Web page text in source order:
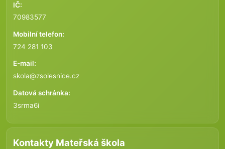
IČ:
70983577
Mobilní telefon:
724 281 103
E-mail:
skola@zsolesnice.cz
Datová schránka:
3srma6i
Kontakty Mateřská škola